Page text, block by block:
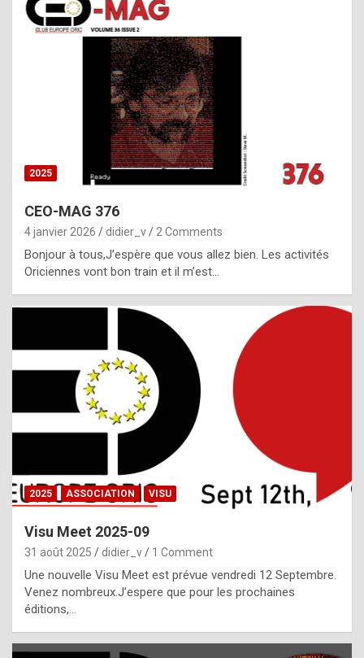
h
i
s
t
o
r
p
e
c
i
l
,
g
h
t
f
2025
CEO-MAG 376
4 janvier 2026 didier_v 2 Comments
Bonjour à tous,J’espère que vous allez bien. Les activités
Oriciennes vont bon train et il m’est…
2025 ASSOCIATION VISU
Visu Meet 2025-09
31 août 2025 didier_v 1 Comment
Une nouvelle Visu Meet est prévue vendredi 12 Septembre.
Venez nombreux.J’espere que pour les prochaines
éditions,…